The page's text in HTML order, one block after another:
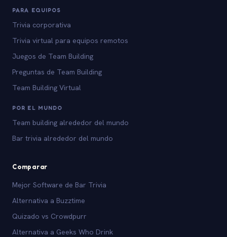
PARA EQUIPOS
Trivia corporativa
Trivia virtual para equipos remotos
Juegos de Team Building
Preguntas de Team Building
Team Building Virtual
POR EL MUNDO
Team building alrededor del mundo
Bar trivia alrededor del mundo
Comparar
Mejor Software de Bar Trivia
Alternativa a Buzztime
Quizado vs Crowdpurr
Alternativa a Geeks Who Drink